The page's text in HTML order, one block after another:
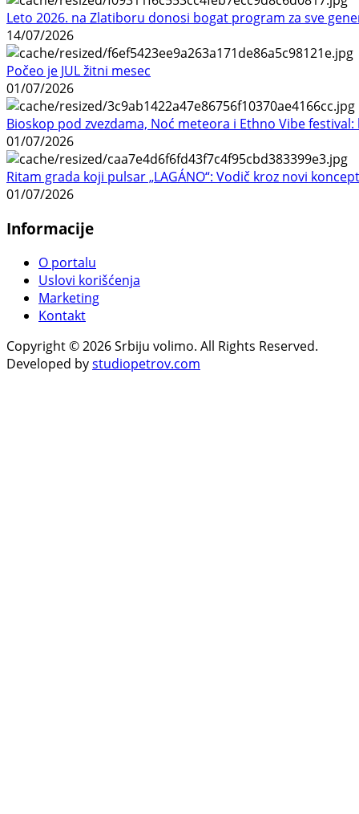
Leto 2026. na Zlatiboru donosi bogat program za sve
14/07/2026
Počeo je JUL žitni mesec
01/07/2026
Bioskop pod zvezdama, Noć meteora i Ethno Vibe
01/07/2026
Ritam grada koji pulsar „LAGÁNO“: Vodič kroz novi
01/07/2026
Informacije
O portalu
Uslovi korišćenja
Marketing
Kontakt
Copyright © 2026 Srbiju volimo. All Rights Reserved.
Developed bystudiopetrov.com